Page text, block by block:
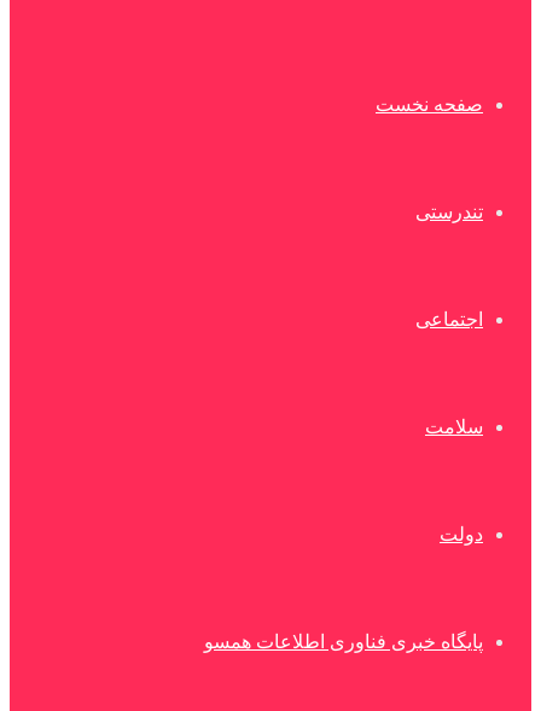
صفحه نخست
تندرستی
اجتماعی
سلامت
دولت
پایگاه خبری فناوری اطلاعات همسو